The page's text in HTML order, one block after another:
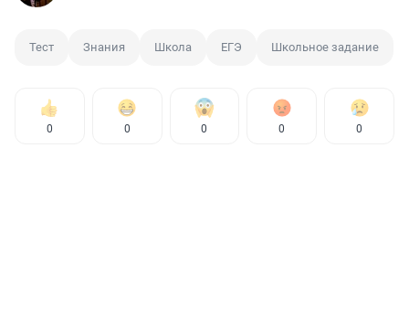
Тест Знания Школа ЕГЭ Школьное задание
0 0 0 0 0